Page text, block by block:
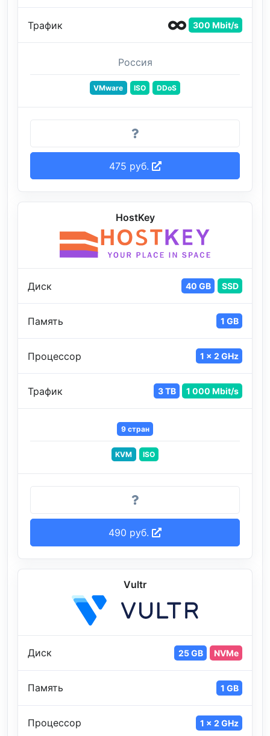
Трафик 300 Mbit/s
Россия
VMware ISO DDoS
475 руб.
HostKey
Диск 40 GB SSD
Память 1 GB
Процессор 1 x 2 GHz
Трафик 3 TB 1 000 Mbit/s
9 стран
KVM ISO
490 руб.
Vultr
Диск 25 GB NVMe
Память 1 GB
Процессор 1 x 2 GHz